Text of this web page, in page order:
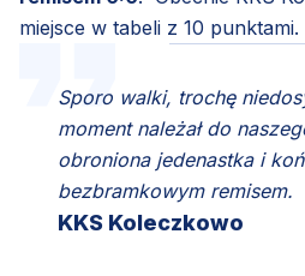
miejsce w tabeli z 10 punktami.
Sporo walki, trochę
moment należał do
obroniona jedenastka i
bezbramkowym remisem.
KKS Koleczkowo